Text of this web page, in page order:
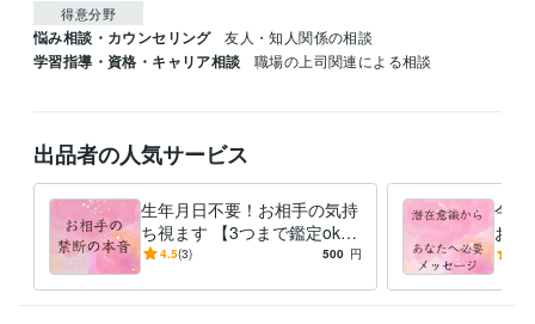
得意分野
悩み相談・カウンセリング 友人・知人関係の相談
学習指導・資格・キャリア相談 職場の上司関連による相談
出品者の人気サービス
生年月日不要！お相手の気持
ち視ます 【3つまで鑑定ok】
24時間以内回答！前向きにな
4.5(3) 500 円
今の
お伝
るな